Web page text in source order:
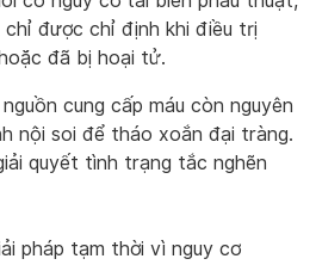
được chỉ định khi điều trị
đã bị hoại tử.
cung cấp máu còn nguyên
nội soi để tháo xoắn đại tràng.
quyết tình trạng tắc nghẽn
pháp tạm thời vì nguy cơ